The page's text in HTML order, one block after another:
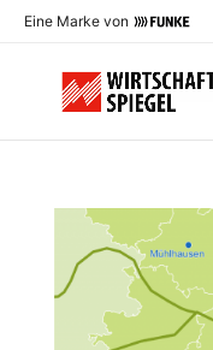
Eine Marke von